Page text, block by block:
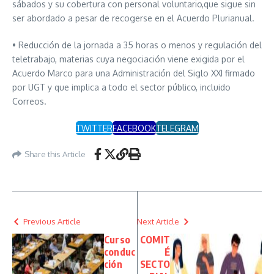
sábados y su cobertura con personal voluntario,que sigue sin
ser abordado a pesar de recogerse en el Acuerdo Plurianual.
• Reducción de la jornada a 35 horas o menos y regulación del
teletrabajo, materias cuya negociación viene exigida por el
Acuerdo Marco para una Administración del Siglo XXI firmado
por UGT y que implica a todo el sector público, incluido
Correos.
TWITTERFACEBOOKTELEGRAM
Share this Article
Previous Article
Curso
conduc
ción
Next Article
COMIT
É
SECTO